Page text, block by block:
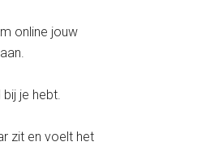
online jouw
je hebt.
zit en voelt het